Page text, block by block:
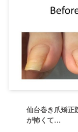
仙台巻き爪矯正
が怖くて…